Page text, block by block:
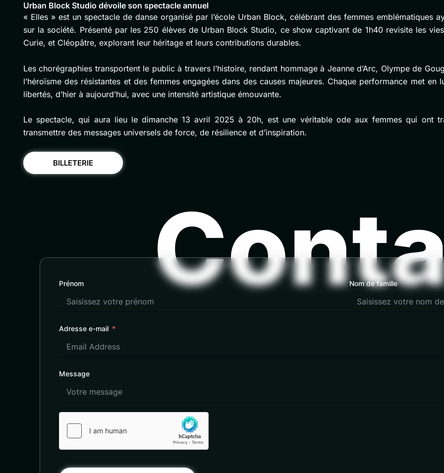
Urban Block Studio dévoile son spectacle annuel
« Elles » est un spectacle de danse organisé par l’école Urban Block, célébrant des femmes emblématiques
sur la société. Présenté par les 250 élèves de Urban Block Studio, ce show captivant de 1h40 revisite les
Curie, et Cléopâtre, explorant leur héritage et leurs contributions durables.
Les chorégraphies transportent le public à travers l’histoire, rendant hommage à Jeanne d’Arc, Olympe de
l’héroïsme des résistantes et des femmes engagées dans des causes majeures. Chaque performance met
libertés, d’hier à aujourd’hui, avec une intensité artistique émouvante.
Le spectacle, qui aura lieu le dimanche 13 avril 2025 à 20h, est une véritable ode aux femmes qui ont
transmettre des messages universels de force, de résilience et d’inspiration.
BILLETERIE
Prénom Nom de famille
Adresse e-mail
Message